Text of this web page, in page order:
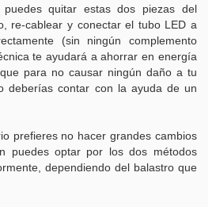
puedes quitar estas dos piezas del
re-cablear y conectar el tubo LED a
(sin ningún complemento
te ayudará a ahorrar en energía
para no causar ningún daño a tu
deberías contar con la ayuda de un
prefieres no hacer grandes cambios
puedes optar por los dos métodos
dependiendo del balastro que